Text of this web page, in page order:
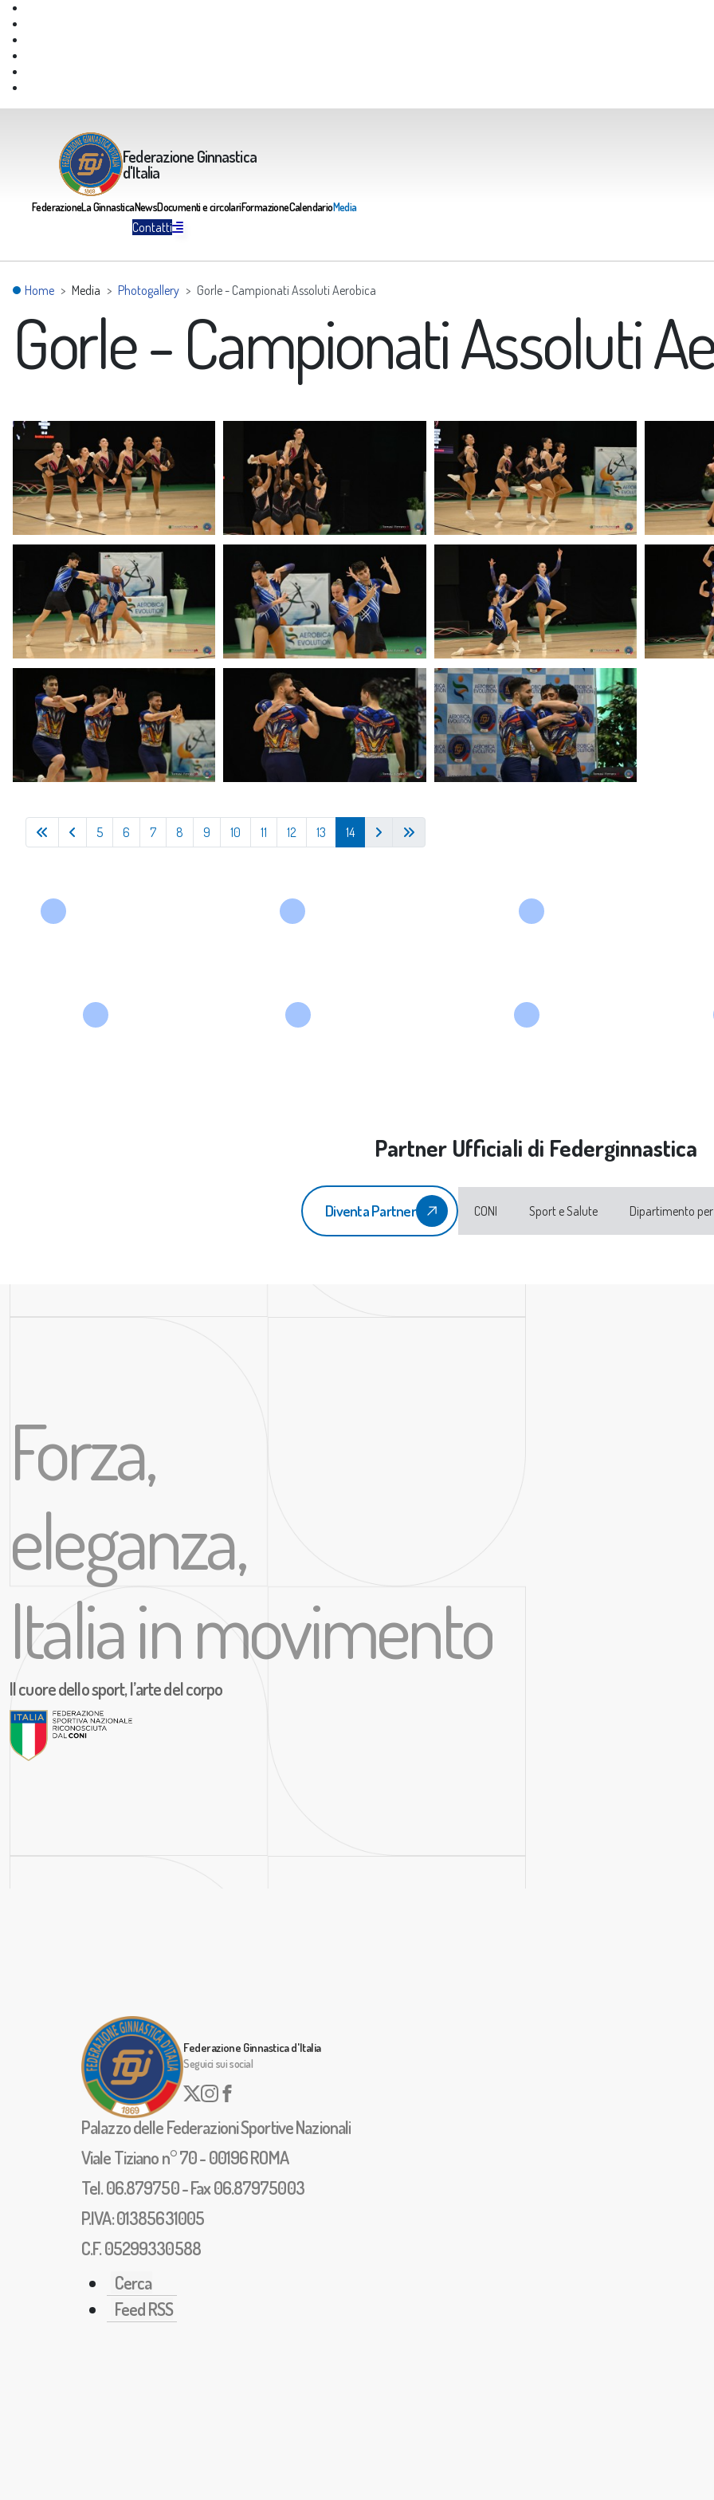
Federazione Ginnastica
d'Italia
FederazioneLa GinnasticaNewsDocumenti e circolariFormazioneCalendarioMedia
Contatti
Home Media Photogallery Gorle - Campionati Assoluti Aerobica
Gorle - Campionati Assoluti
5 6 7 8 9 10 11 12 13 14
Partner Ufficiali di Federginnastica
Diventa Partner CONI Sport e Salute Dipartimento
Forza,
eleganza,
Italia in movimento
Il cuore dello sport, l’arte del corpo
Federazione Ginnastica d'Italia
Seguici sui social
Palazzo delle Federazioni Sportive Nazionali
Viale Tiziano n° 70 - 00196 ROMA
Tel. 06.879750 - Fax 06.87975003
P.IVA: 01385631005
C.F. 05299330588
Cerca
Feed RSS